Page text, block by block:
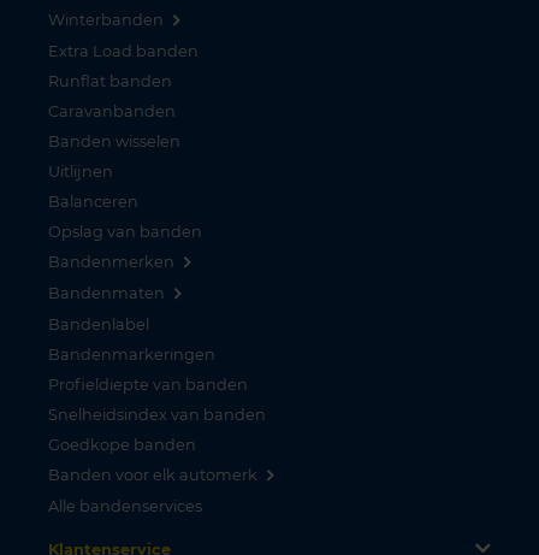
Winterbanden
Extra Load banden
Runflat banden
Caravanbanden
Banden wisselen
Uitlijnen
Balanceren
Opslag van banden
Bandenmerken
Bandenmaten
Bandenlabel
Bandenmarkeringen
Profieldiepte van banden
Snelheidsindex van banden
Goedkope banden
Banden voor elk automerk
Alle bandenservices
Klantenservice